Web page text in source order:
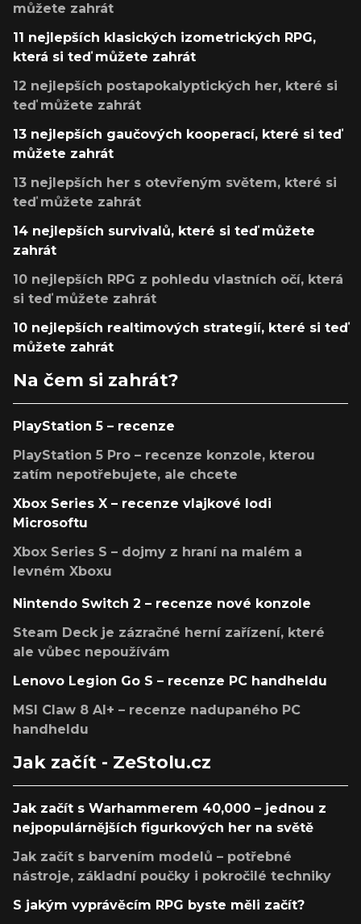
můžete zahrát
11 nejlepších klasických izometrických RPG,
která si teď můžete zahrát
12 nejlepších postapokalyptických her, které si
teď můžete zahrát
13 nejlepších gaučových kooperací, které si teď
můžete zahrát
13 nejlepších her s otevřeným světem, které si
teď můžete zahrát
14 nejlepších survivalů, které si teď můžete
zahrát
10 nejlepších RPG z pohledu vlastních očí, která
si teď můžete zahrát
10 nejlepších realtimových strategií, které si teď
můžete zahrát
Na čem si zahrát?
PlayStation 5 – recenze
PlayStation 5 Pro – recenze konzole, kterou
zatím nepotřebujete, ale chcete
Xbox Series X – recenze vlajkové lodi
Microsoftu
Xbox Series S – dojmy z hraní na malém a
levném Xboxu
Nintendo Switch 2 – recenze nové konzole
Steam Deck je zázračné herní zařízení, které
ale vůbec nepoužívám
Lenovo Legion Go S – recenze PC handheldu
MSI Claw 8 AI+ – recenze nadupaného PC
handheldu
Jak začít - ZeStolu.cz
Jak začít s Warhammerem 40,000 – jednou z
nejpopulárnějších figurkových her na světě
Jak začít s barvením modelů – potřebné
nástroje, základní poučky i pokročilé techniky
S jakým vyprávěcím RPG byste měli začít?